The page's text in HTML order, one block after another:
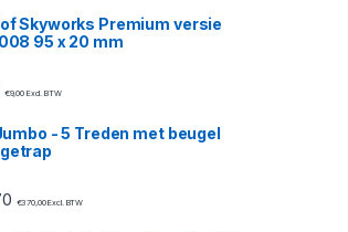
Skyworks Premium versie
95 x 20 mm
€9,00Excl. BTW
- 5 Treden met beugel
€370,00Excl. BTW